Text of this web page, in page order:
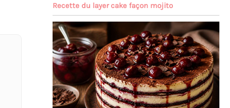
Recette du layer cake façon mojito